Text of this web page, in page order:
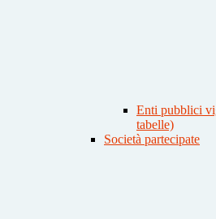
Enti pubblici
tabelle)
Società partecipate